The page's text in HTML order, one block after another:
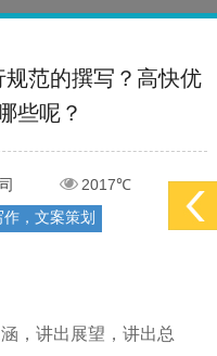
更多 >
范的撰写？高快优
些呢？
2017℃
，文案策划
，讲出展望，讲出总